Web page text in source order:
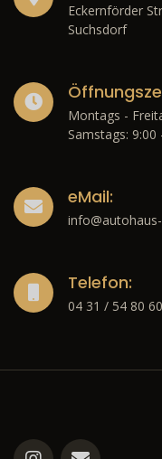
Eckernförder
Suchsdorf
Montags -
Samstags: 9:00
eMail:
Telefon:
04 31 / 54 80 60